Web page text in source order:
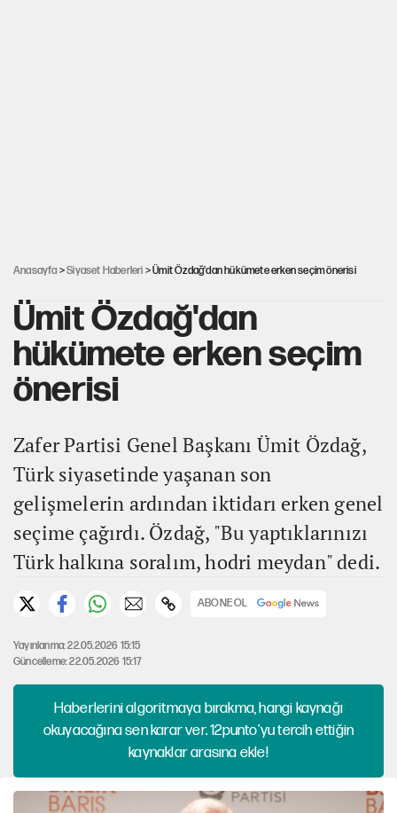
Anasayfa >Siyaset Haberleri > Ümit Özdağ'dan hükümete erken seçim önerisi
Ümit Özdağ'dan
hükümete erken seçim
önerisi
Zafer Partisi Genel Başkanı Ümit Özdağ,
Türk siyasetinde yaşanan son
gelişmelerin ardından iktidarı erken genel
seçime çağırdı. Özdağ, "Bu yaptıklarınızı
Türk halkına soralım, hodri meydan" dedi.
ABONE OL
Yayınlanma: 22.05.2026 15:15
Güncelleme: 22.05.2026 15:17
Haberlerini algoritmaya bırakma, hangi kaynağı
okuyacağına sen karar ver. 12punto'yu tercih ettiğin
kaynaklar arasına ekle!